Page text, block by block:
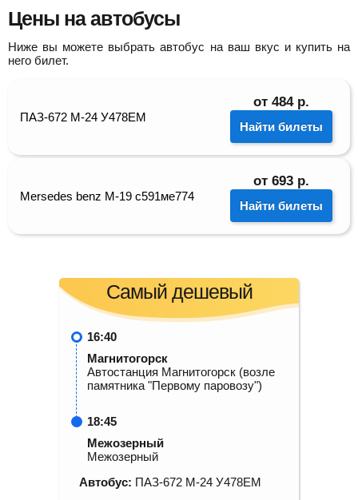
Цены на автобусы
Ниже вы можете выбрать автобус на ваш вкус и купить на
него билет.
ПАЗ-672 М-24 У478ЕМ
от 484 р.
Найти билеты
Mersedes benz M-19 с591ме774
от 693 р.
Найти билеты
Самый дешевый
16:40
Магнитогорск
Автостанция Магнитогорск (возле
памятника "Первому паровозу")
18:45
Межозерный
Межозерный
Автобус: ПАЗ-672 М-24 У478ЕМ